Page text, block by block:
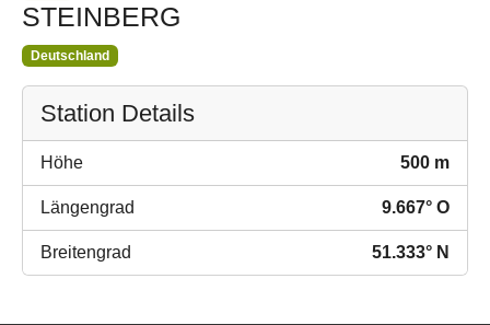
STEINBERG
Deutschland
Station Details
Höhe 500 m
Längengrad 9.667° O
Breitengrad 51.333° N